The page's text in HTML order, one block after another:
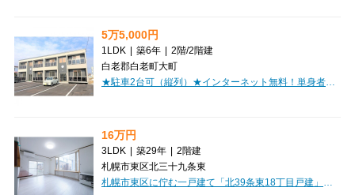
5万5,000円
1LDK | 築6年 | 2階/2階建
白老郡白老町大町
16万円
3LDK | 築29年 | 2階建
札幌市東区北三十九条東